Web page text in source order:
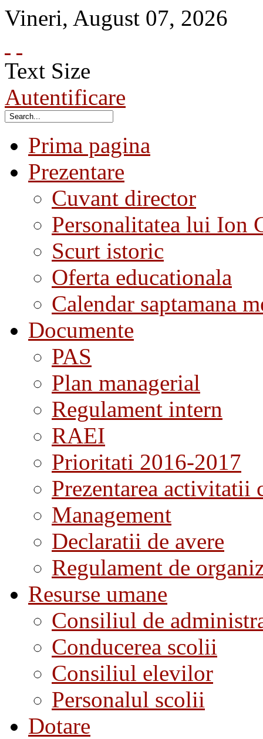
Vineri, August 07, 2026
Text Size
Autentificare
Prima pagina
Prezentare
Cuvant director
Personalitatea lui Ion
Scurt istoric
Oferta educationala
Calendar saptamana
Documente
PAS
Plan managerial
Regulament intern
RAEI
Prioritati 2016-2017
Prezentarea activitatii
Management
Declaratii de avere
Regulament de
Resurse umane
Consiliul de
Conducerea scolii
Consiliul elevilor
Personalul scolii
Dotare